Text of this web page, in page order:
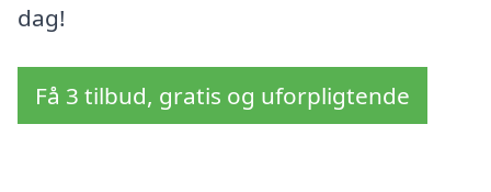
dag!
Få 3 tilbud, gratis og uforpligtende